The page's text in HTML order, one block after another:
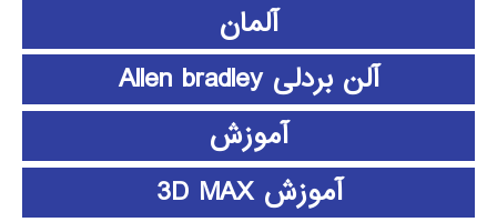
آلمان
آلن بردلی Allen bradley
آموزش
آموزش 3D MAX